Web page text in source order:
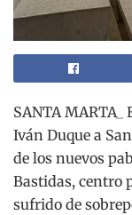
SANTA
Iván Duque a
de los nuevos
Bastidas, centro
sufrido de